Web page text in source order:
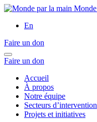
En
Faire un don
Faire un don
Accueil
À propos
Notre équipe
Secteurs d’intervention
Projets et initiatives